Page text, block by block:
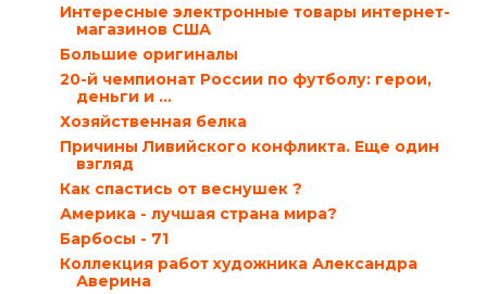
Интересные электронные товары интернет-
магазинов США
Большие оригиналы
20-й чемпионат России по футболу: герои,
деньги и ...
Хозяйственная белка
Причины Ливийского конфликта. Еще один
взгляд
Как спастись от веснушек ?
Америка - лучшая страна мира?
Барбосы - 71
Коллекция работ художника Александра
Аверина